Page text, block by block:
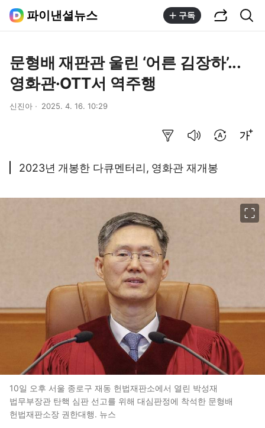
파이낸셜뉴스 구독
문형배 재판관 울린 ‘어른 김장하’...
영화관·OTT서 역주행
신진아 2025. 4. 16. 10:29
2023년 개봉한 다큐멘터리, 영화관 재개봉
10일 오후 서울 종로구 재동 헌법재판소에서 열린 박성재
법무부장관 탄핵 심판 선고를 위해 대심판정에 착석한 문형배
헌법재판소장 권한대행. 뉴스